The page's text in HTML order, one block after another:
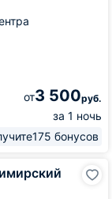
от3 500руб.
за 1 ночь
175 бонусов